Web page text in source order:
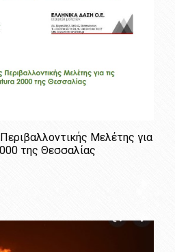
Μελέτης για
της Θεσσαλίας